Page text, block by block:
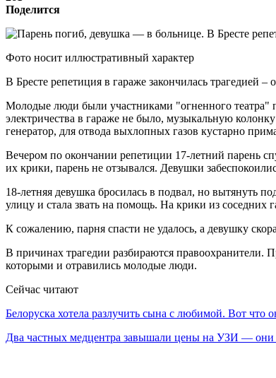
Поделится
Фото носит иллюстративный характер
В Бресте репетиция в гараже закончилась трагедией
Молодые люди были участниками "огненного театра"
электричества в гараже не было, музыкальную
генератор, для отвода выхлопных газов кустарно
Вечером по окончании репетиции 17-летний парень
их крики, парень не отзывался. Девушки
18-летняя девушка бросилась в подвал, но вытянуть
улицу и стала звать на помощь. На крики из
К сожалению, парня спасти не удалось, а девушку
В причинах трагедии разбираются правоохранители.
которыми и отравились молодые люди.
Сейчас читают
Белоруска хотела разлучить сына с любимой. Вот что
Два частных медцентра завышали цены на УЗИ —